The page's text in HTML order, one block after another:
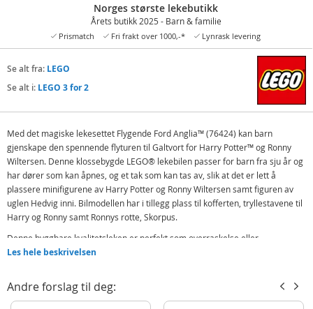
Norges største lekebutikk
Årets butikk 2025 - Barn & familie
Prismatch Fri frakt over 1000,-* Lynrask levering
Se alt fra: LEGO
Se alt i: LEGO 3 for 2
Med det magiske lekesettet Flygende Ford Anglia™ (76424) kan barn
gjenskape den spennende flyturen til Galtvort for Harry Potter™ og Ronny
Wiltersen. Denne klossebygde LEGO® lekebilen passer for barn fra sju år og
har dører som kan åpnes, og et tak som kan tas av, slik at det er lett å
plassere minifigurene av Harry Potter og Ronny Wiltersen samt figuren av
uglen Hedvig inni. Bilmodellen har i tillegg plass til kofferten, tryllestavene til
Harry og Ronny samt Ronnys rotte, Skorpus.
Denne byggbare kvalitetsleken er perfekt som overraskelse eller
bursdagsgave til jenter og gutter, som kan gjenskape en ikonisk scene fra
Dette spennende lekebilsettet kan kombineres med andre LEGO Harry
Les hele beskrivelsen
Andre forslag til deg: